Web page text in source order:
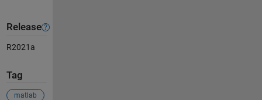
Release
R2021a
Tag
matlab